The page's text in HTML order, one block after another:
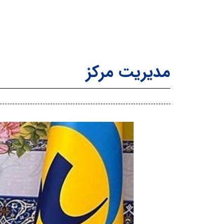
مدیریت مرکز